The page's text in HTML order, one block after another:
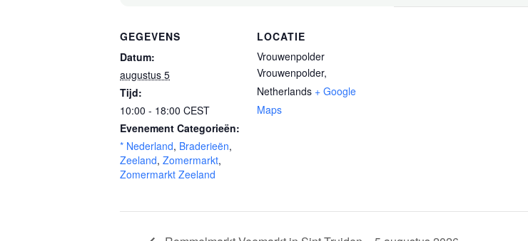
GEGEVENS
Datum:
augustus 5
Tijd:
10:00 - 18:00 CEST
Evenement Categorieën:
* Nederland, Braderieën,
Zeeland, Zomermarkt,
Zomermarkt Zeeland
LOCATIE
Vrouwenpolder
Vrouwenpolder,
Netherlands + Google
Maps